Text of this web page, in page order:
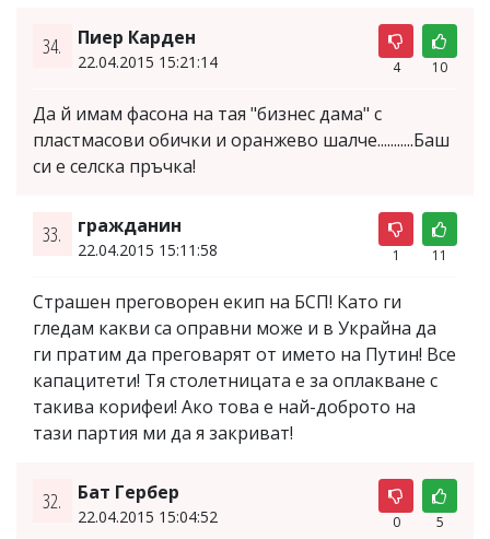
34. Пиер Карден
22.04.2015 15:21:14 4 10
Да й имам фасона на тая "бизнес дама" с
пластмасови обички и оранжево шалче...........Баш
си е селска пръчка!
33. гражданин
22.04.2015 15:11:58 1 11
Страшен преговорен екип на БСП! Като ги
гледам какви са оправни може и в Украйна да
ги пратим да преговарят от името на Путин! Все
капацитети! Тя столетницата е за оплакване с
такива корифеи! Ако това е най-доброто на
тази партия ми да я закриват!
32. Бат Гербер
22.04.2015 15:04:52 0 5